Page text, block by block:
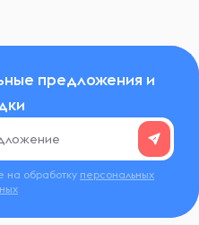
предложения и
на обработку персональных